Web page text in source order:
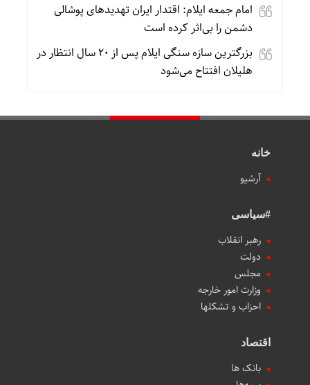
امام جمعه ایلام: اقتدار ایران تهدیدهای پوشالی
دشمن را بی‌اثر کرده است
بزرگترین سازه سنگی ایلام پس از ۲۰ سال انتظار در
هلیلان افتتاح می‌شود
خانه
آرشیو
#سیاسی
رهبر انقلاب
دولت
مجلس
وزارت امور خارجه
احزاب و تشکلها
اقتصاد
بانک ها